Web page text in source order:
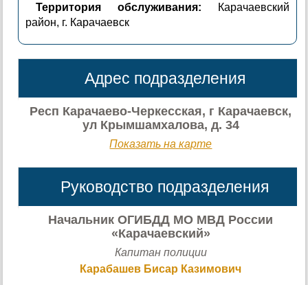
Территория обслуживания: Карачаевский
район, г. Карачаевск
Адрес подразделения
Респ Карачаево-Черкесская, г Карачаевск,
ул Крымшамхалова, д. 34
Показать на карте
Руководство подразделения
Начальник ОГИБДД МО МВД России
«Карачаевский»
Капитан полиции
Карабашев Бисар Казимович